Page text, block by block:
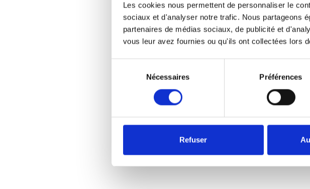
Les cookies nous permettent de personnaliser le
sociaux et d'analyser notre trafic. Nous partageons
partenaires de médias sociaux, de publicité et
vous leur avez fournies ou qu'ils ont collectées lors
consentement
Nécessaires Préférences
Refuser
HAL™
Une fixation de siège amovible
aux transports en commun. Il suffit
d'appuyer d'une seule main sur
avant de le déplacer ou de le retirer,
selon les besoins.
Pour en savoir plus